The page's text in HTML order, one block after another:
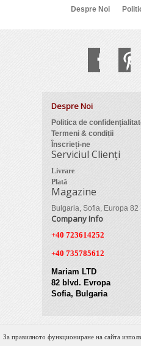
Despre Noi
Despre Noi
Politica de
Termeni & condiții
Înscrieți-ne
Serviciul Clienți
Livrare
Plată
Magazine
Bulgaria, Sofia, Europa 82
Company Info
+40 723614252
+40 735785612
Mariam LTD
82 blvd. Evropa
Sofia, Bulgaria
© 2012 Zimber Tools.
За правилното функциониране на сайта